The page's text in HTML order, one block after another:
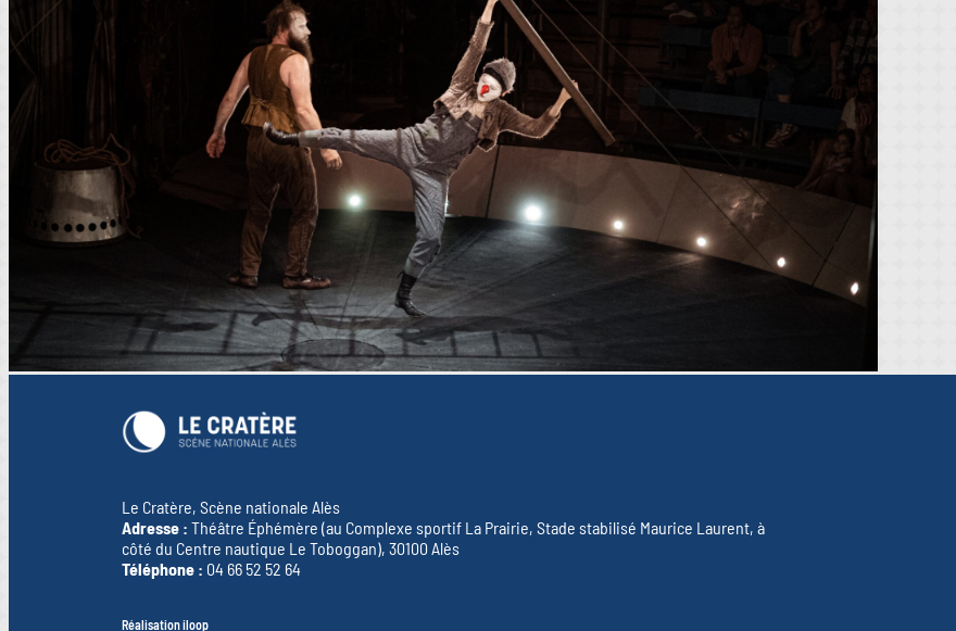
Le Cratère, Scène nationale Alès
Adresse : Théâtre Éphémère (au Complexe sportif La Prairie, Stade stabilisé Maurice Laurent, à
côté du Centre nautique Le Toboggan), 30100 Alès
Téléphone : 04 66 52 52 64
Réalisation iloop